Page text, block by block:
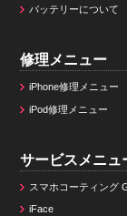
バッテリーについて
修理メニュー
iPhone修理メニュー
iPod修理メニュー
サービスメニュ
スマホコーティング
iFace